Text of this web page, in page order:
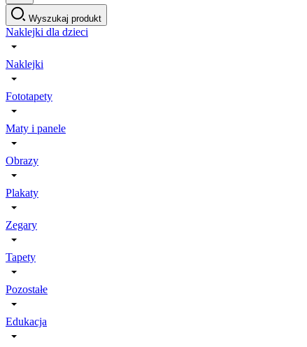
Wyszukaj produkt
Naklejki dla dzieci
Naklejki
Fototapety
Maty i panele
Obrazy
Plakaty
Zegary
Tapety
Pozostałe
Edukacja